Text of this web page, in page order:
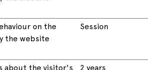
on the
the website
Session
about the visitor's
2 years